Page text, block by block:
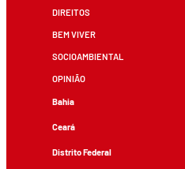
DIREITOS
BEM VIVER
SOCIOAMBIENTAL
OPINIÃO
Bahia
Ceará
Distrito Federal